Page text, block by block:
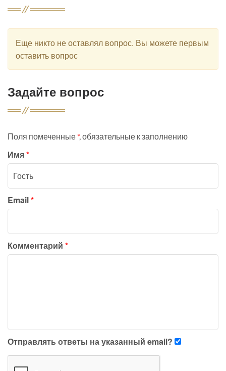
Еще никто не оставлял вопрос. Вы можете первым
оставить вопрос
Задайте вопрос
Поля помеченные *, обязательные к заполнению
Имя*
Email*
Комментарий *
Отправлять ответы на указанный email?